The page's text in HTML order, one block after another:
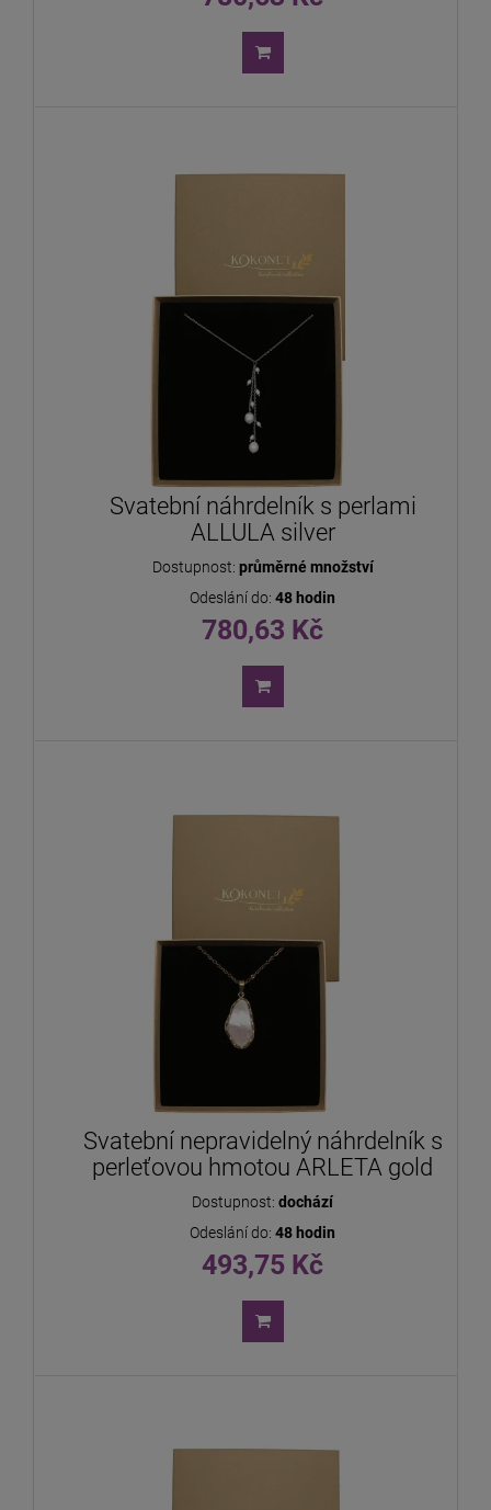
Svatební náhrdelník s perlami
ALLULA silver
Dostupnost: průměrné množství
Odeslání do: 48 hodin
780,63 Kč
Svatební nepravidelný náhrdelník s
perleťovou hmotou ARLETA gold
Dostupnost: dochází
Odeslání do: 48 hodin
493,75 Kč